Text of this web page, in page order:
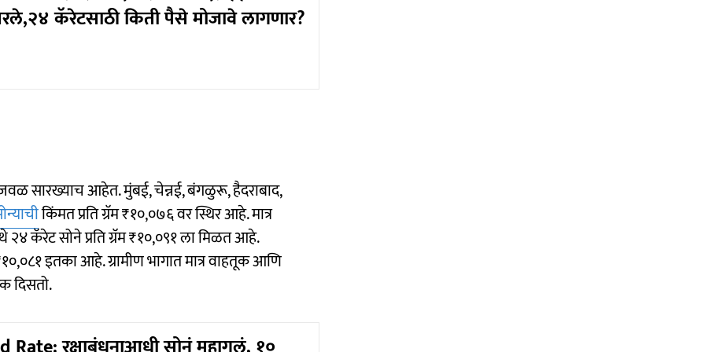
कॅरेटसाठी किती पैसे मोजावे लागणार?
सारख्याच आहेत. मुंबई, चेन्नई, बंगळुरू, हैदराबाद,
किंमत प्रति ग्रॅम ₹१०,०७६ वर स्थिर आहे. मात्र
कॅरेट सोने प्रति ग्रॅम ₹१०,०९१ ला मिळत आहे.
इतका आहे. ग्रामीण भागात मात्र वाहतूक आणि
दिसतो.